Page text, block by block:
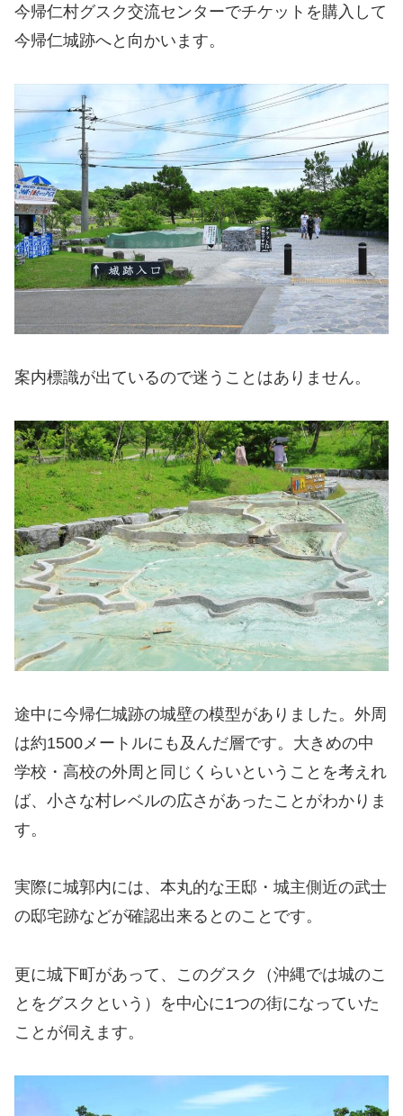
今帰仁村グスク交流センターでチケットを購入して
今帰仁城跡へと向かいます。
案内標識が出ているので迷うことはありません。
途中に今帰仁城跡の城壁の模型がありました。外周
は約1500メートルにも及んだ層です。大きめの中
学校・高校の外周と同じくらいということを考えれ
ば、小さな村レベルの広さがあったことがわかりま
す。
実際に城郭内には、本丸的な王邸・城主側近の武士
の邸宅跡などが確認出来るとのことです。
更に城下町があって、このグスク（沖縄では城のこ
とをグスクという）を中心に1つの街になっていた
ことが伺えます。